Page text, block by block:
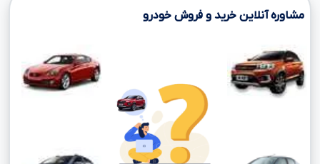
مشاوره آنلاین خرید و فروش خودرو